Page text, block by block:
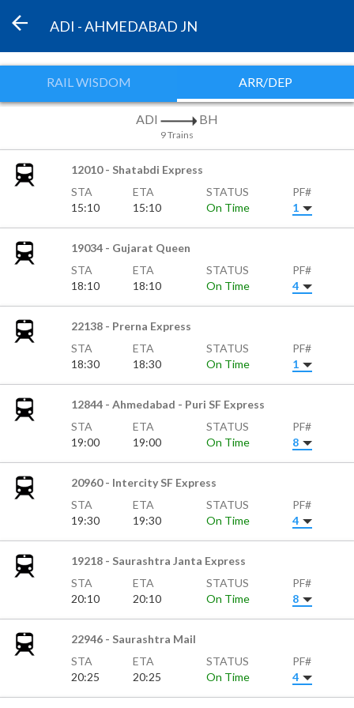
ADI - AHMEDABAD JN
RAIL WISDOM ARR/DEP
ADI BH
9 Trains
12010 - Shatabdi Express
STA
15:10
ETA
15:10
STATUS
On Time
PF#
1
19034 - Gujarat Queen
STA
18:10
ETA
18:10
STATUS
On Time
PF#
4
22138 - Prerna Express
STA
18:30
ETA
18:30
STATUS
On Time
PF#
1
12844 - Ahmedabad - Puri SF Express
STA
19:00
ETA
19:00
STATUS
On Time
PF#
8
20960 - Intercity SF Express
STA
19:30
ETA
19:30
STATUS
On Time
PF#
4
19218 - Saurashtra Janta Express
STA
20:10
ETA
20:10
STATUS
On Time
PF#
8
22946 - Saurashtra Mail
STA
20:25
ETA
20:25
STATUS
On Time
PF#
4